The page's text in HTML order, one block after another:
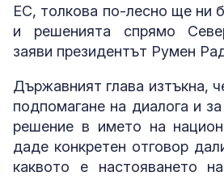
ЕС, толкова по-лесно ще ни
и решенията спрямо
заяви президентът Румен
Държавният глава изтъкна,
подпомагане на диалога и
решение в името на
даде конкретен отговор
каквото е настояването